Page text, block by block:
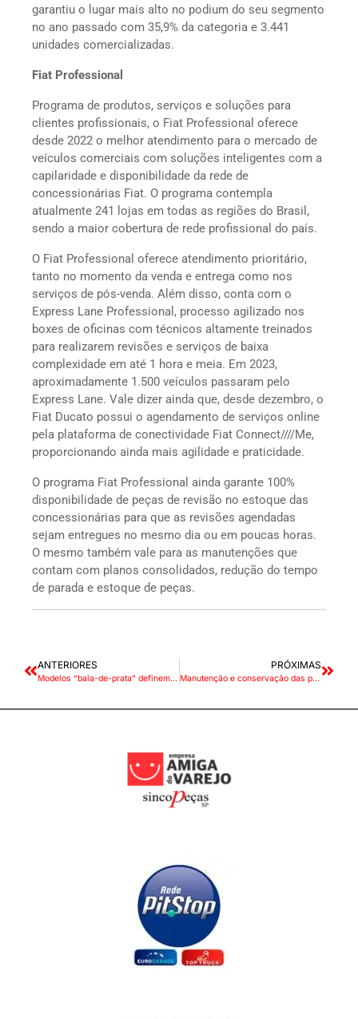
garantiu o lugar mais alto no podium do seu segmento
no ano passado com 35,9% da categoria e 3.441
unidades comercializadas.
Fiat Professional
Programa de produtos, serviços e soluções para
clientes profissionais, o Fiat Professional oferece
desde 2022 o melhor atendimento para o mercado de
veículos comerciais com soluções inteligentes com a
capilaridade e disponibilidade da rede de
concessionárias Fiat. O programa contempla
atualmente 241 lojas em todas as regiões do Brasil,
sendo a maior cobertura de rede profissional do país.
O Fiat Professional oferece atendimento prioritário,
tanto no momento da venda e entrega como nos
serviços de pós-venda. Além disso, conta com o
Express Lane Professional, processo agilizado nos
boxes de oficinas com técnicos altamente treinados
para realizarem revisões e serviços de baixa
complexidade em até 1 hora e meia. Em 2023,
aproximadamente 1.500 veículos passaram pelo
Express Lane. Vale dizer ainda que, desde dezembro, o
Fiat Ducato possui o agendamento de serviços online
pela plataforma de conectividade Fiat Connect////Me,
proporcionando ainda mais agilidade e praticidade.
O programa Fiat Professional ainda garante 100%
disponibilidade de peças de revisão no estoque das
concessionárias para que as revisões agendadas
sejam entregues no mesmo dia ou em poucas horas.
O mesmo também vale para as manutenções que
contam com planos consolidados, redução do tempo
de parada e estoque de peças.
ANTERIORES
Modelos “bala-de-prata” definem participação das montadoras
PRÓXIMAS
Manutenção e conservação das palhetas do limpador de para-brisas